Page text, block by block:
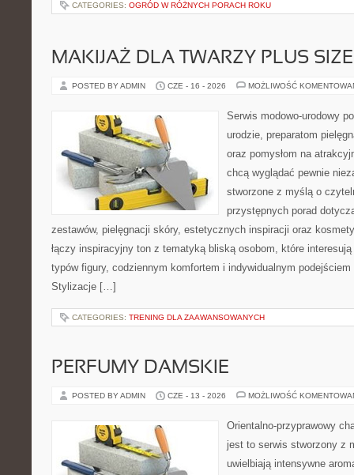
CATEGORIES: OGRÓD W RÓŻNYCH PORACH ROKU
MAKIJAŻ DLA TWARZY PLUS SIZE
POSTED BY ADMIN CZE - 16 - 2026 MOŻLIWOŚĆ
Serwis modowo-urodowy
urodzie, preparatom
oraz pomysłom na
chcą wyglądać pewnie
stworzone z myślą o
przystępnych porad
zestawów, pielęgnacji skóry, estetycznych inspiracji oraz
łączy inspiracyjny ton z tematyką bliską osobom, które
typów figury, codziennym komfortem i indywidualnym
Stylizacje […]
CATEGORIES: TRENING DLA ZAAWANSOWANYCH
PERFUMY DAMSKIE
POSTED BY ADMIN CZE - 13 - 2026 MOŻLIWOŚĆ
Orientalno-przyprawowy
jest to serwis stworzony z
uwielbiają intensywne